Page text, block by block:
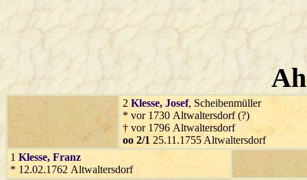
2 Klesse, Josef, Scheibenmüller
* vor 1730 Altwaltersdorf (?)
† vor 1796 Altwaltersdorf
oo 2/1 25.11.1755 Altwaltersdorf
1 Klesse, Franz
* 12.02.1762 Altwaltersdorf